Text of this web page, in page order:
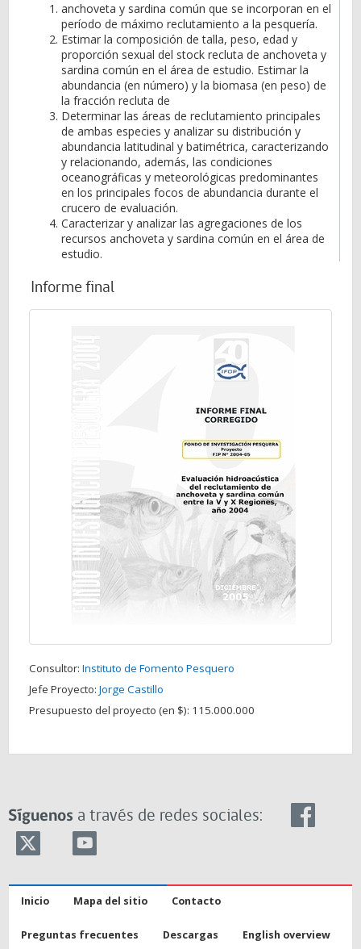
anchoveta y sardina común que se incorporan en el
período de máximo reclutamiento a la pesquería.
Estimar la composición de talla, peso, edad y
proporción sexual del stock recluta de anchoveta y
sardina común en el área de estudio. Estimar la
abundancia (en número) y la biomasa (en peso) de
la fracción recluta de
Determinar las áreas de reclutamiento principales
de ambas especies y analizar su distribución y
abundancia latitudinal y batimétrica, caracterizando
y relacionando, además, las condiciones
oceanográficas y meteorológicas predominantes
en los principales focos de abundancia durante el
crucero de evaluación.
Caracterizar y analizar las agregaciones de los
recursos anchoveta y sardina común en el área de
estudio.
Informe final
Consultor: Instituto de Fomento Pesquero
Jefe Proyecto: Jorge Castillo
Presupuesto del proyecto (en $): 115.000.000
Síguenos a través de redes sociales:
Inicio Mapa del sitio Contacto
Preguntas frecuentes Descargas English overview